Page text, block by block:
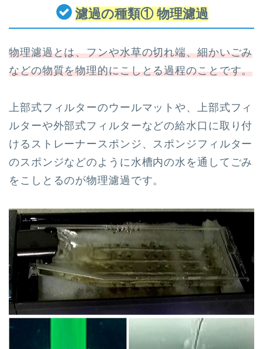
濾過の種類① 物理濾過
物理濾過とは、フンや水草の切れ端、細かいごみ
などの物質を物理的にこしとる過程のことです。
上部式フィルターのウールマットや、上部式フィ
ルターや外部式フィルターなどの給水口に取り付
けるストレーナースポンジ、スポンジフィルター
のスポンジなどのように水槽内の水を通してごみ
をこしとるのが物理濾過です。